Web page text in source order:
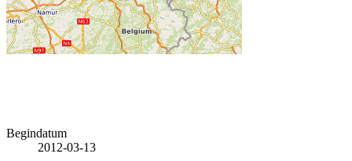
Begindatum
2012-03-13